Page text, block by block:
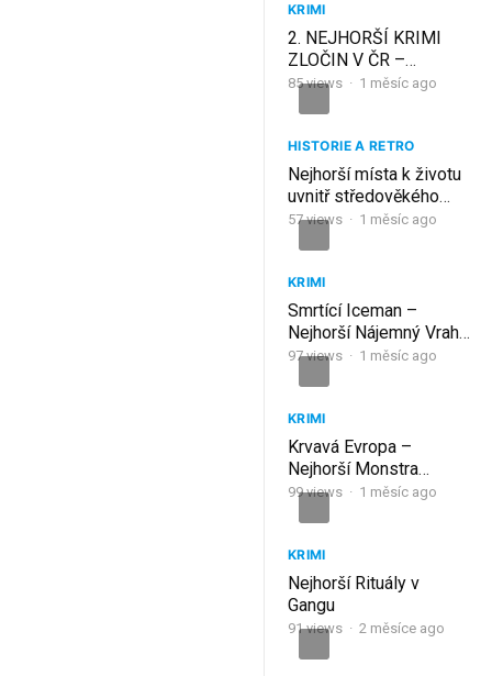
KRIMI
2. NEJHORŠÍ KRIMI
ZLOČIN V ČR –
MRAZIVÁ TRAGÉDIE A
85views · 1 měsíc ago
HISTORIE A RETRO
Nejhorší místa k životu
uvnitř středověkého
hradu!
57views · 1 měsíc ago
KRIMI
Smrtící Iceman –
Nejhorší Nájemný Vrah
Mafie
97views · 1 měsíc ago
KRIMI
Krvavá Evropa –
Nejhorší Monstra
Kontinentu
99views · 1 měsíc ago
KRIMI
Nejhorší Rituály v
Gangu
91views · 2 měsíce ago